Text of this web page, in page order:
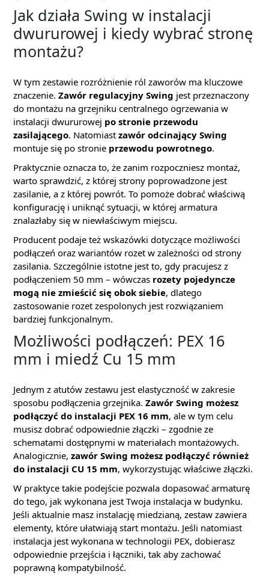
Jak działa Swing w instalacji
dwururowej i kiedy wybrać stronę
montażu?
W tym zestawie rozróżnienie ról zaworów ma kluczowe
znaczenie. Zawór regulacyjny Swing jest przeznaczony
do montażu na grzejniku centralnego ogrzewania w
instalacji dwururowej po stronie przewodu
zasilającego. Natomiast zawór odcinający Swing
montuje się po stronie przewodu powrotnego.
Praktycznie oznacza to, że zanim rozpoczniesz montaż,
warto sprawdzić, z której strony poprowadzone jest
zasilanie, a z której powrót. To pomoże dobrać właściwą
konfigurację i uniknąć sytuacji, w której armatura
znalazłaby się w niewłaściwym miejscu.
Producent podaje też wskazówki dotyczące możliwości
podłączeń oraz wariantów rozet w zależności od strony
zasilania. Szczególnie istotne jest to, gdy pracujesz z
podłączeniem 50 mm – wówczas rozety pojedyncze
mogą nie zmieścić się obok siebie, dlatego
zastosowanie rozet zespolonych jest rozwiązaniem
bardziej funkcjonalnym.
Możliwości podłączeń: PEX 16
mm i miedź Cu 15 mm
Jednym z atutów zestawu jest elastyczność w zakresie
sposobu podłączenia grzejnika. Zawór Swing możesz
podłączyć do instalacji PEX 16 mm, ale w tym celu
musisz dobrać odpowiednie złączki – zgodnie ze
schematami dostępnymi w materiałach montażowych.
Analogicznie, zawór Swing możesz podłączyć również
do instalacji CU 15 mm, wykorzystując właściwe złączki.
W praktyce takie podejście pozwala dopasować armaturę
do tego, jak wykonana jest Twoja instalacja w budynku.
Jeśli aktualnie masz instalację miedzianą, zestaw zawiera
elementy, które ułatwiają start montażu. Jeśli natomiast
instalacja jest wykonana w technologii PEX, dobierasz
odpowiednie przejścia i łączniki, tak aby zachować
poprawną kompatybilność.